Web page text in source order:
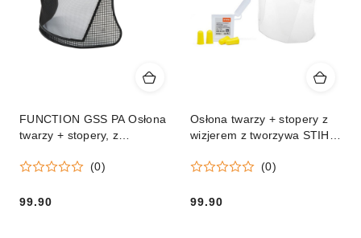
FUNCTION GSS PA Osłona
twarzy + stopery, z
(0)
Cena:
99.90
Osłona twarzy + stopery z
wizjerem z tworzywa STIHL
(0)
Cena:
99.90